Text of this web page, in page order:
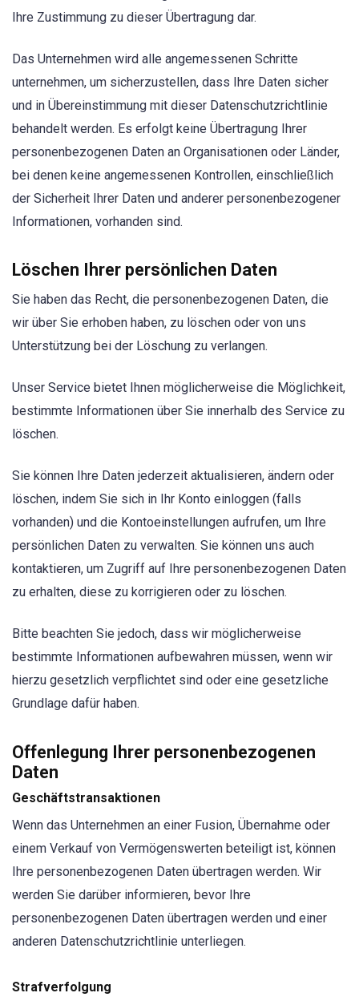
Ihre Zustimmung zu dieser Übertragung dar.
Das Unternehmen wird alle angemessenen Schritte
unternehmen, um sicherzustellen, dass Ihre Daten sicher
und in Übereinstimmung mit dieser Datenschutzrichtlinie
behandelt werden. Es erfolgt keine Übertragung Ihrer
personenbezogenen Daten an Organisationen oder Länder,
bei denen keine angemessenen Kontrollen, einschließlich
der Sicherheit Ihrer Daten und anderer personenbezogener
Informationen, vorhanden sind.
Löschen Ihrer persönlichen Daten
Sie haben das Recht, die personenbezogenen Daten, die
wir über Sie erhoben haben, zu löschen oder von uns
Unterstützung bei der Löschung zu verlangen.
Unser Service bietet Ihnen möglicherweise die Möglichkeit,
bestimmte Informationen über Sie innerhalb des Service zu
löschen.
Sie können Ihre Daten jederzeit aktualisieren, ändern oder
löschen, indem Sie sich in Ihr Konto einloggen (falls
vorhanden) und die Kontoeinstellungen aufrufen, um Ihre
persönlichen Daten zu verwalten. Sie können uns auch
kontaktieren, um Zugriff auf Ihre personenbezogenen Daten
zu erhalten, diese zu korrigieren oder zu löschen.
Bitte beachten Sie jedoch, dass wir möglicherweise
bestimmte Informationen aufbewahren müssen, wenn wir
hierzu gesetzlich verpflichtet sind oder eine gesetzliche
Grundlage dafür haben.
Offenlegung Ihrer personenbezogenen
Daten
Geschäftstransaktionen
Wenn das Unternehmen an einer Fusion, Übernahme oder
einem Verkauf von Vermögenswerten beteiligt ist, können
Ihre personenbezogenen Daten übertragen werden. Wir
werden Sie darüber informieren, bevor Ihre
personenbezogenen Daten übertragen werden und einer
anderen Datenschutzrichtlinie unterliegen.
Strafverfolgung